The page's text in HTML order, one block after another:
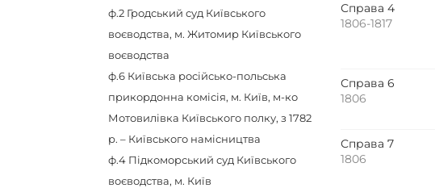
ф.2 Гродський суд Київського
воєводства, м. Житомир Київського
воєводства
ф.6 Київська російсько-польська
прикордонна комісія, м. Київ, м-ко
Мотовилівка Київського полку, з 1782
р. – Київського намісництва
ф.4 Підкоморський суд Київського
воєводства, м. Київ
Справа 4
1806-1817
Справа 6
1806
Справа 7
1806